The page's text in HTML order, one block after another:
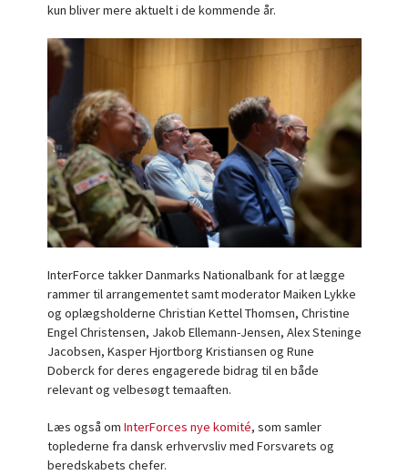
kun bliver mere aktuelt i de kommende år.
InterForce takker Danmarks Nationalbank for at lægge
rammer til arrangementet samt moderator Maiken Lykke
og oplægsholderne Christian Kettel Thomsen, Christine
Engel Christensen, Jakob Ellemann-Jensen, Alex Steninge
Jacobsen, Kasper Hjortborg Kristiansen og Rune
Doberck for deres engagerede bidrag til en både
relevant og velbesøgt temaaften.
Læs også om InterForces nye komité, som samler
toplederne fra dansk erhvervsliv med Forsvarets og
beredskabets chefer.